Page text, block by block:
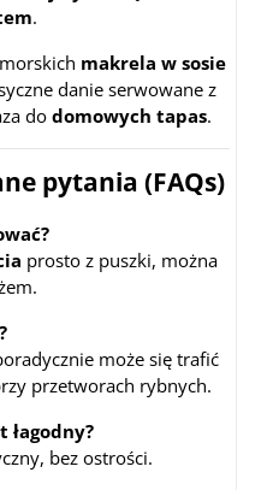
.
makrela w sosie
danie serwowane z
do domowych tapas.
pytania (FAQs)
prosto z puszki, można
może się trafić
przetworach rybnych.
łagodny?
bez ostrości.